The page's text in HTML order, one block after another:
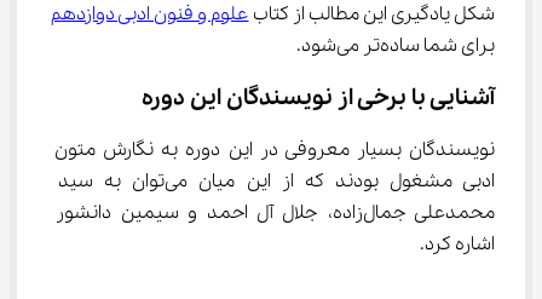
شکل یادگیری این مطالب از کتاب علوم و فنون ادبی دوازدهم
برای شما ساده‌تر می‌شود.
آشنایی با برخی از نویسندگان این دوره
نویسندگان بسیار معروفی در این دوره به نگارش متون
ادبی مشغول بودند که از این میان می‌توان به سید
محمدعلی جمال‌زاده، جلال آل احمد و سیمین دانشور
اشاره کرد.